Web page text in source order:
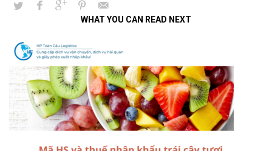
WHAT YOU CAN READ NEXT